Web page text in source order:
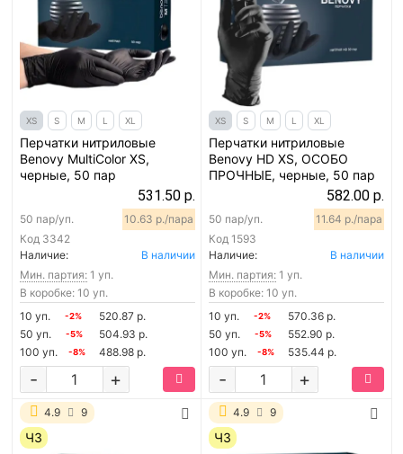
XS S M L XL
Перчатки нитриловые
Benovy MultiColor XS,
черные, 50 пар
531.50 р.
Код 3342
50 пар/уп. 10.63 р./пара
Наличие:
В наличии
Мин. партия: 1 уп.
В коробке: 10 уп.
10 уп.
-2%
520.87 р.
50 уп.
-5%
504.93 р.
100 уп.
-8% 488.98 р.
+
-
XS S M L XL
Перчатки нитриловые
Benovy HD XS, ОСОБО
ПРОЧНЫЕ, черные, 50 пар
582.00 р.
Код 1593
50 пар/уп. 11.64 р./пара
Наличие:
В наличии
Мин. партия: 1 уп.
В коробке: 10 уп.
10 уп.
-2%
570.36 р.
50 уп.
-5%
552.90 р.
100 уп.
-8% 535.44 р.
+
-
4.9 9
ЧЗ
4.9 9
ЧЗ